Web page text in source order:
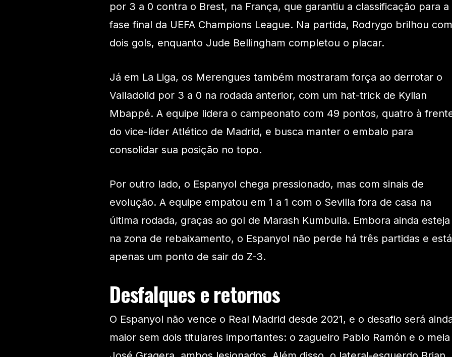
por 3 a 0 contra o Brest, na França, que garantiu a classificação para a
fase final da UEFA Champions League. Na partida, Rodrygo brilhou com
dois gols, enquanto Jude Bellingham completou o placar.
Já em La Liga, os Merengues também mostraram força ao derrotar o
Valladolid por 3 a 0 na rodada anterior, com um hat-trick de Kylian
Mbappé. A equipe lidera o campeonato com 49 pontos, quatro à
do vice-líder Atlético de Madrid, e busca manter o embalo para
consolidar sua posição no topo.
Por outro lado, o Espanyol chega pressionado, mas com sinais de
evolução. A equipe empatou em 1 a 1 com o Sevilla fora de casa na
última rodada, graças ao gol de Marash Kumbulla. Embora ainda esteja
na zona de rebaixamento, o Espanyol não perde há três partidas e está
apenas um ponto de sair do Z-3.
Desfalques e retornos
O Espanyol não vence o Real Madrid desde 2021, e o desafio será
maior sem dois titulares importantes: o zagueiro Pablo Ramón e o meia